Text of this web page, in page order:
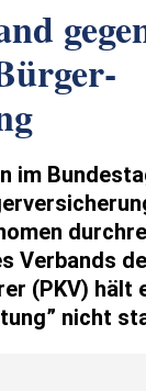
im
Verbands
(PKV) hält
nicht